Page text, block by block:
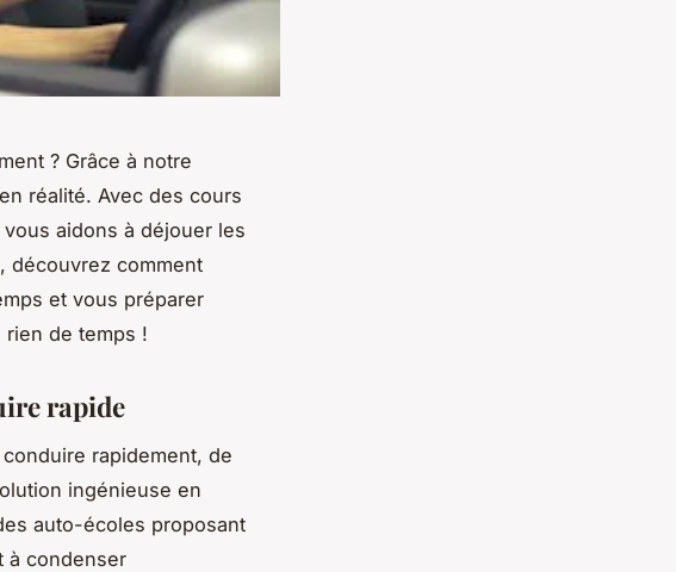
? Grâce à notre
réalité. Avec des cours
aidons à déjouer les
découvrez comment
et vous préparer
de temps !
rapide
rapidement, de
ingénieuse en
auto-écoles proposant
à condenser